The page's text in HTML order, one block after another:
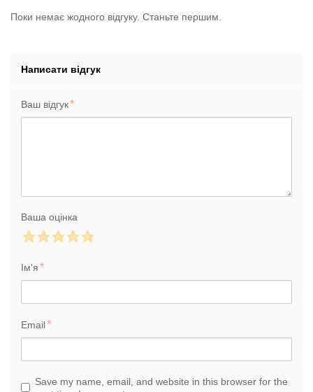
Поки немає жодного відгуку. Станьте першим.
Написати відгук
Ваш відгук
Ваша оцінка
Ім'я
Email
Save my name, email, and website in this browser for the